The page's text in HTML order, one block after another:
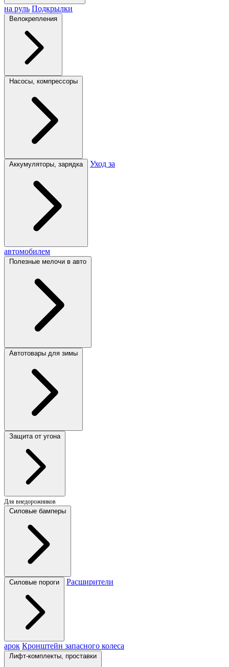
на руль Подкрылки
Велокрепления
Насосы, компрессоры
Аккумуляторы, зарядка Уход за
автомобилем
Полезные мелочи в авто
Автотовары для зимы
Защита от угона
Для внедорожников
Силовые бамперы
Силовые пороги Расширители
арок Кронштейн запасного колеса
Лифт-комплекты, проставки